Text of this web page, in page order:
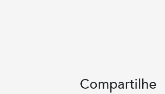
Compartilhe